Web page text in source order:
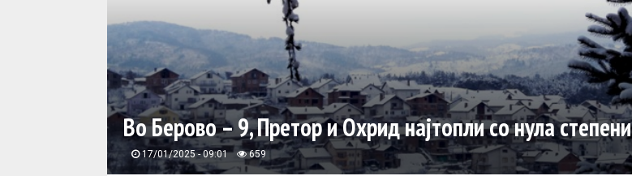
Во Берово – 9, Претор и Охрид најтопли со нула степени
17/01/2025 - 09:01 659